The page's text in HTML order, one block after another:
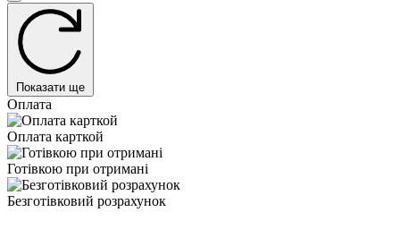
Показати ще
Оплата
Оплата карткой
Готівкою при отримані
Безготівковий розрахунок